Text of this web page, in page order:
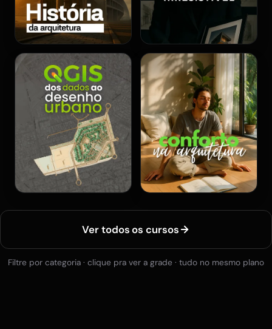
Ver todos os cursos
Filtre por categoria · clique pra ver a grade · tudo no mesmo plano